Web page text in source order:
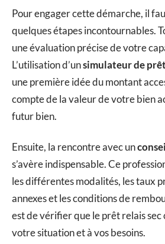
Pour engager cette démarche, il
quelques étapes incontournables.
une évaluation précise de votre
L’utilisation d’unsimulateur de
une première idée du montant
compte de la valeur de votre bien
futur bien.
Ensuite, la rencontre avec un
s’avère indispensable. Ce
les différentes modalités, les taux
annexes et les conditions de
est de vérifier que le prêt relais sec
votre situation et à vos besoins.